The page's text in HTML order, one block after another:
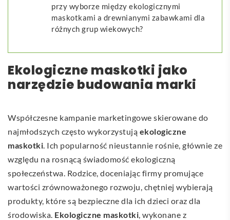
przy wyborze między ekologicznymi
maskotkami a drewnianymi zabawkami dla
różnych grup wiekowych?
Ekologiczne maskotki jako
narzędzie budowania marki
Współczesne kampanie marketingowe skierowane do
najmłodszych często wykorzystują ekologiczne
maskotki . Ich popularność nieustannie rośnie, głównie ze
względu na rosnącą świadomość ekologiczną
społeczeństwa. Rodzice, doceniając firmy promujące
wartości zrównoważonego rozwoju, chętniej wybierają
produkty, które są bezpieczne dla ich dzieci oraz dla
środowiska. Ekologiczne maskotki , wykonane z